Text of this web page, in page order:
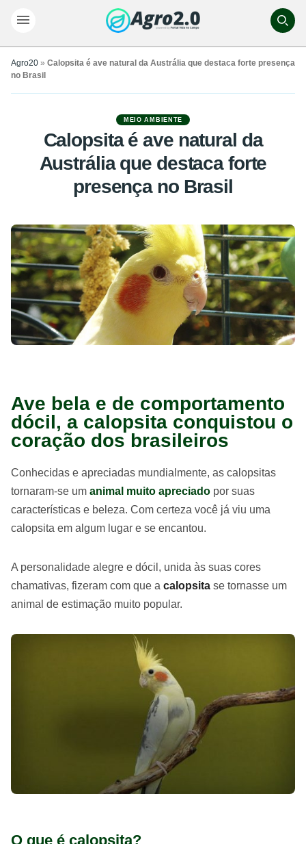
Agro20 » Calopsita é ave natural da Austrália que destaca forte presença
no Brasil
MEIO AMBIENTE
Calopsita é ave natural da
Austrália que destaca forte
presença no Brasil
Ave bela e de comportamento
dócil, a calopsita conquistou o
coração dos brasileiros
Conhecidas e apreciadas mundialmente, as calopsitas
tornaram-se um animal muito apreciado por suas
características e beleza. Com certeza você já viu uma
calopsita em algum lugar e se encantou.
A personalidade alegre e dócil, unida às suas cores
chamativas, fizeram com que a calopsita se tornasse um
animal de estimação muito popular.
O que é calopsita?